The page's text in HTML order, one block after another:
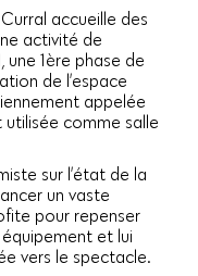
accueille des
activité de
une 1ère phase de
de l’espace
appelée
utilisée comme salle
sur l’état de la
un vaste
pour repenser
et lui
vers le spectacle.